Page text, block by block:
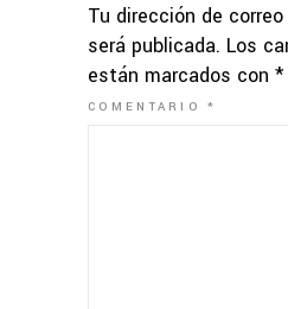
Tu dirección de
será publicada. Los
están marcados con *
COMENTARIO*